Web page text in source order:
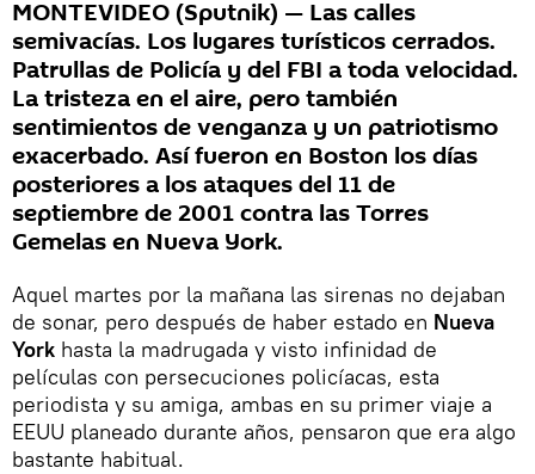
MONTEVIDEO (Sputnik) — Las calles
semivacías. Los lugares turísticos cerrados.
Patrullas de Policía y del FBI a toda velocidad.
La tristeza en el aire, pero también
sentimientos de venganza y un patriotismo
exacerbado. Así fueron en Boston los días
posteriores a los ataques del 11 de
septiembre de 2001 contra las Torres
Gemelas en Nueva York.
Aquel martes por la mañana las sirenas no dejaban
de sonar, pero después de haber estado en Nueva
York hasta la madrugada y visto infinidad de
películas con persecuciones policíacas, esta
periodista y su amiga, ambas en su primer viaje a
EEUU planeado durante años, pensaron que era algo
bastante habitual.